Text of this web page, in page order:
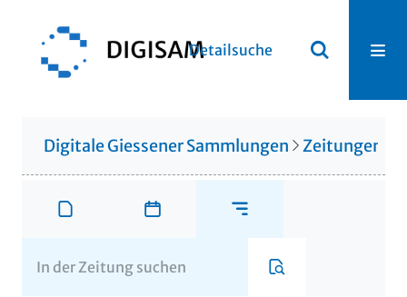
Detailsuche
Digitale Giessener Sammlungen Zeitungen